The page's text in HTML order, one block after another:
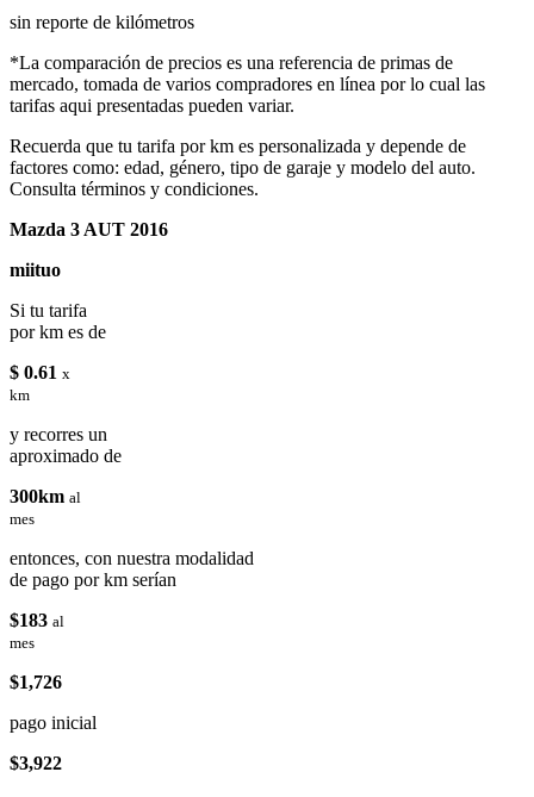
sin reporte de kilómetros
*La comparación de precios es una referencia de primas de
mercado, tomada de varios compradores en línea por lo cual las
tarifas aqui presentadas pueden variar.
Recuerda que tu tarifa por km es personalizada y depende de
factores como: edad, género, tipo de garaje y modelo del auto.
Consulta términos y condiciones.
Mazda 3 AUT 2016
miituo
Si tu tarifa
por km es de
$ 0.61 x
km
y recorres un
aproximado de
300km al
mes
entonces, con nuestra modalidad
de pago por km serían
$183 al
mes
$1,726
pago inicial
$3,922